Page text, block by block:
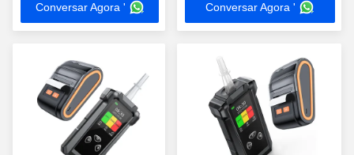
Conversar Agora ' Conversar Agora '